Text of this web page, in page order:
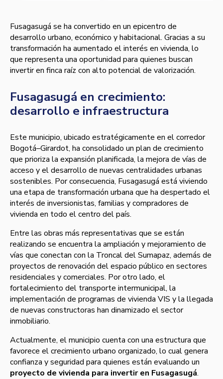
Fusagasugá se ha convertido en un epicentro de
desarrollo urbano, económico y habitacional. Gracias a su
transformación ha aumentado el interés en vivienda, lo
que representa una oportunidad para quienes buscan
invertir en finca raíz con alto potencial de valorización.
Fusagasugá en crecimiento:
desarrollo e infraestructura
Este municipio, ubicado estratégicamente en el corredor
Bogotá–Girardot, ha consolidado un plan de crecimiento
que prioriza la expansión planificada, la mejora de vías de
acceso y el desarrollo de nuevas centralidades urbanas
sostenibles. Por consecuencia, Fusagasugá está viviendo
una etapa de transformación urbana que ha despertado el
interés de inversionistas, familias y compradores de
vivienda en todo el centro del país.
Entre las obras más representativas que se están
realizando se encuentra la ampliación y mejoramiento de
vías que conectan con la Troncal del Sumapaz, además de
proyectos de renovación del espacio público en sectores
residenciales y comerciales. Por otro lado, el
fortalecimiento del transporte intermunicipal, la
implementación de programas de vivienda VIS y la llegada
de nuevas constructoras han dinamizado el sector
inmobiliario.
Actualmente, el municipio cuenta con una estructura que
favorece el crecimiento urbano organizado, lo cual genera
confianza y seguridad para quienes están evaluando un
proyecto de vivienda para invertir en Fusagasugá.